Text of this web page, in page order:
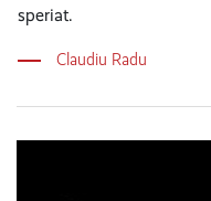
speriat.
Claudiu Radu